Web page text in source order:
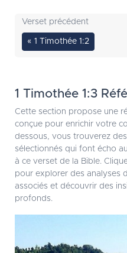
Verset précédent
« 1 Timothée 1:2
1 Timothée 1:3
Cette section propose une
conçue pour enrichir votre
dessous, vous trouverez
sélectionnés qui font écho
à ce verset de la Bible.
pour explorer des analyses
associés et découvrir des
profonds.